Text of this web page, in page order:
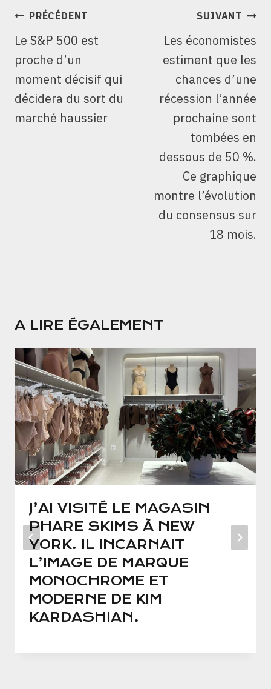
NAVIGATION
L’ARTICLE
PRÉCÉDENT
Le S&P 500 est
proche d’un
moment décisif qui
décidera du sort du
marché haussier
SUIVANT
Les économistes
estiment que les
chances d’une
récession l’année
prochaine sont
tombées en
dessous de 50 %.
Ce graphique
montre l’évolution
du consensus sur
18 mois.
A LIRE ÉGALEMENT
J’AI VISITÉ LE MAGASIN
PHARE SKIMS À NEW
YORK. IL INCARNAIT
L’IMAGE DE MARQUE
MONOCHROME ET
MODERNE DE KIM
KARDASHIAN.